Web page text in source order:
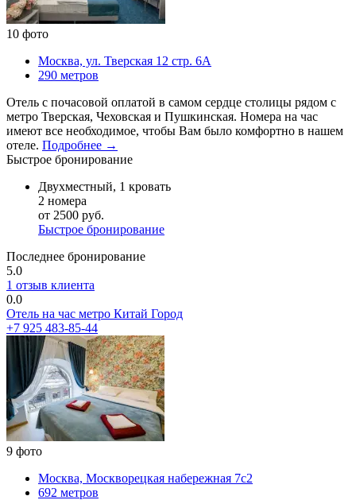
10 фото
Москва, ул. Тверская 12 стр. 6А
290 метров
Отель с почасовой оплатой в самом сердце столицы рядом с
метро Тверская, Чеховская и Пушкинская. Номера на час
имеют все необходимое, чтобы Вам было комфортно в нашем
отеле. Подробнее →
Быстрое бронирование
Двухместный, 1 кровать
2 номера
от 2500 руб.
Быстрое бронирование
Последнее бронирование
5.0
1 отзыв клиента
0.0
Отель на час метро Китай Город
+7 925 483-85-44
9 фото
Москва, Москворецкая набережная 7с2
692 метров